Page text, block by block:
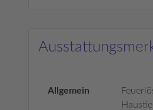
Allgemein